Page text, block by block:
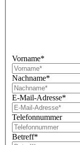
Vorname*
Nachname*
E-Mail-Adresse*
Telefonnummer
Betreff*